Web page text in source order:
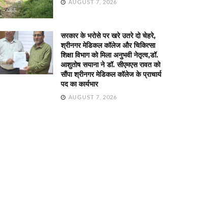
AUGUST 7, 2026
सरकार के भरोसे पर खरे उतरे दो चेहरे,
श्रीनगर मेडिकल कॉलेज और चिकित्सा
शिक्षा विभाग को मिला अनुभवी नेतृत्व,डॉ.
आशुतोष सयाना ने डॉ. सीएमएस रावत को
सौंपा श्रीनगर मेडिकल कॉलेज के प्राचार्य
पद का कार्यभार
AUGUST 7, 2026